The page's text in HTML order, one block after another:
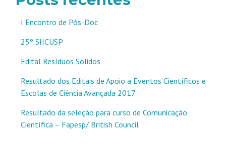
I Encontro de Pós-Doc
25º SIICUSP
Edital Resíduos Sólidos
Resultado dos Editais de Apoio a Eventos Científicos e
Escolas de Ciência Avançada 2017
Resultado da seleção para curso de Comunicação
Científica – Fapesp/ British Council